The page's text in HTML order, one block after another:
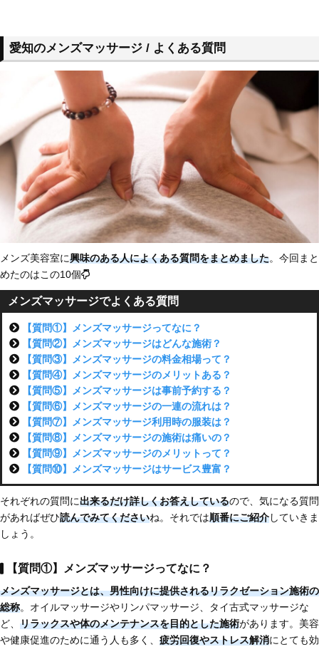
愛知のメンズマッサージ / よくある質問
メンズ美容室に興味のある人によくある質問をまとめました。今回まと
めたのはこの10個
メンズマッサージでよくある質問
【質問①】メンズマッサージってなに？
【質問②】メンズマッサージはどんな施術？
【質問③】メンズマッサージの料金相場って？
【質問④】メンズマッサージのメリットある？
【質問⑤】メンズマッサージは事前予約する？
【質問⑥】メンズマッサージの一連の流れは？
【質問⑦】メンズマッサージ利用時の服装は？
【質問⑧】メンズマッサージの施術は痛いの？
【質問⑨】メンズマッサージのメリットって？
【質問⑩】メンズマッサージはサービス豊富？
それぞれの質問に出来るだけ詳しくお答えしているので、気になる質問
があればぜひ読んでみてくださいね。それでは順番にご紹介していきま
しょう。
【質問①】メンズマッサージってなに？
メンズマッサージとは、男性向けに提供されるリラクゼーション施術の
総称。オイルマッサージやリンパマッサージ、タイ古式マッサージな
ど、 リラックスや体のメンテナンスを目的とした施術があります。美容
や健康促進のために通う人も多く、 疲労回復やストレス解消にとても効